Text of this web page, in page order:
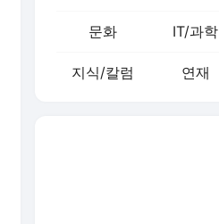
문화 IT/과학
지식/칼럼 연재